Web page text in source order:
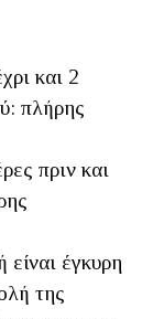
και 2
πλήρης
πριν και
έγκυρη
της